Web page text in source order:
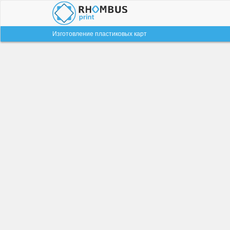
Изготовление пластиковых карт